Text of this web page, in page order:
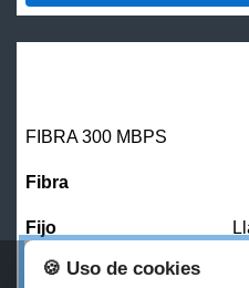
FIBRA 300 MBPS
🍪 Uso de cookies